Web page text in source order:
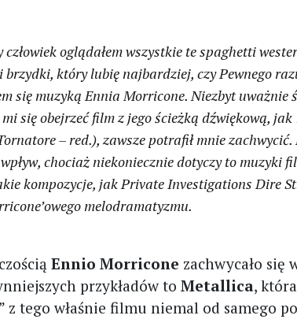
człowiek oglą­dałem wszyst­kie te spaghetti
brzydki, który lubię najbardziej, czyPewnego
się muzyką Ennia Morricone. Niezbyt uważnie
się obejrzeć film z jego ścieżką dźwiękową, jak
– red.), zawsze potra­fił mnie
chociaż niekoniecz­nie dotyczy to muzyki
kompozycje, jak Private Investigations Dire
melodramatyzmu.
Ennio Morricone zachwycało się
przykładów toMetallica,
” z tego właśnie filmu niemal od samego